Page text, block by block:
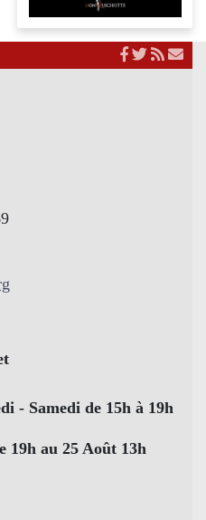
- Samedi de 15h à 19h
19h au 25 Août 13h